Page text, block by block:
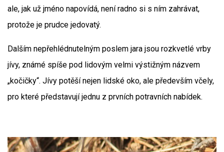
ale, jak už jméno napovídá, není radno si s ním zahrávat,
protože je prudce jedovatý.
Dalším nepřehlédnutelným poslem jara jsou rozkvetlé vrby
jívy, známé spíše pod lidovým velmi výstižným názvem
„kočičky“. Jívy potěší nejen lidské oko, ale především včely,
pro které představují jednu z prvních potravních nabídek.